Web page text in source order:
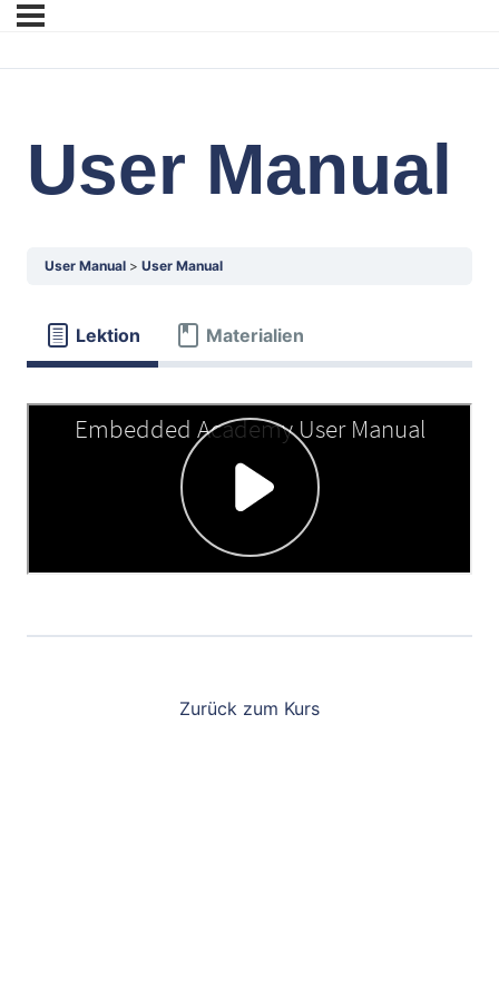
User Manual
User Manual User Manual
Lektion Materialien
Zurück zum Kurs